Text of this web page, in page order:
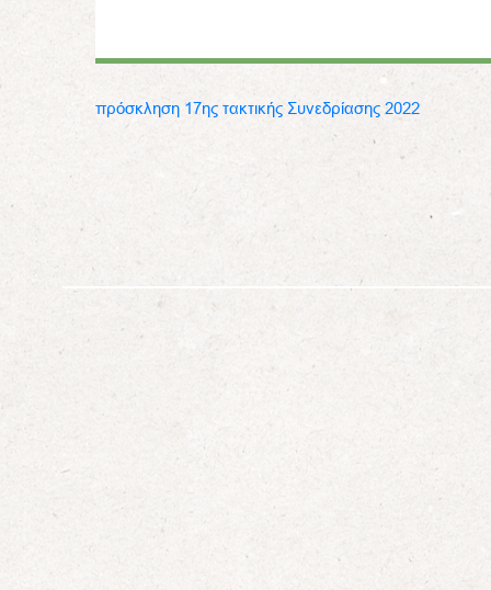
πρόσκληση 17ης τακτικής Συνεδρίασης 2022